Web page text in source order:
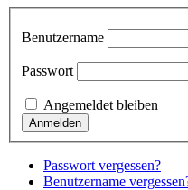
Benutzername
Passwort
Angemeldet bleiben
Passwort vergessen?
Benutzername